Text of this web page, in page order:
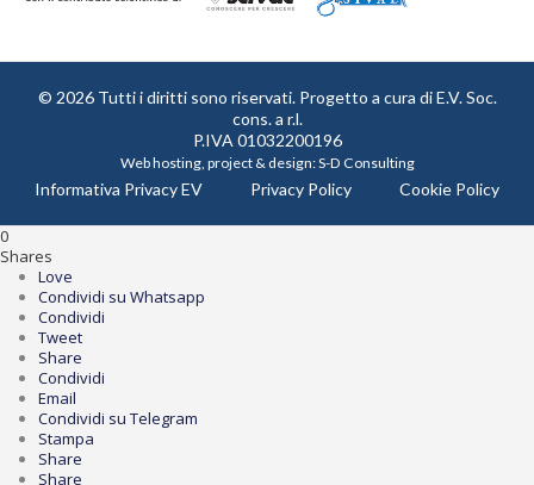
© 2026 Tutti i diritti sono riservati. Progetto a cura diE.V. Soc.
cons. a r.l.
P.IVA 01032200196
Web hosting, project & design:S-D Consulting
Informativa Privacy EV Privacy Policy Cookie Policy
0
Shares
Love
Condividi su Whatsapp
Condividi
Tweet
Share
Condividi
Email
Condividi su Telegram
Stampa
Share
Share